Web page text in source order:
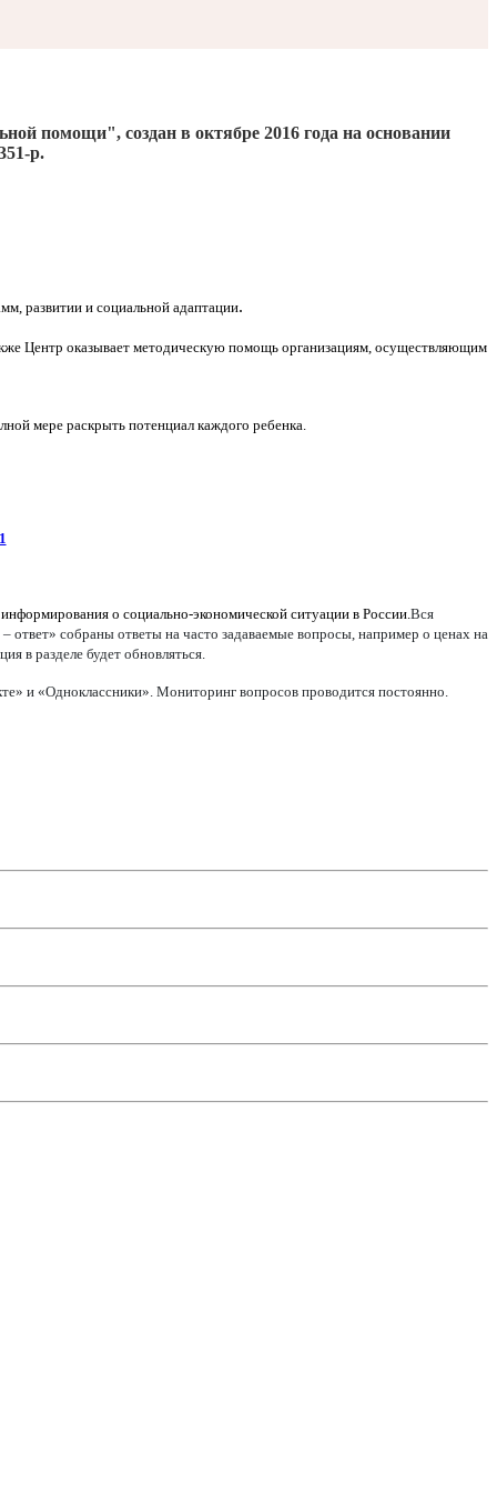
помощи", создан в октябре 2016года на основании
р.
развитии и социальной адаптации.
Центр оказывает методическую помощь организациям, осуществляющим
мере раскрыть потенциал каждого ребенка.
о социально-экономической ситуации в России. Вся
ответ» собраны ответы на часто задаваемые вопросы, например о ценах на
в разделе будет обновляться.
и «Одноклассники». Мониторинг вопросов проводится постоянно.